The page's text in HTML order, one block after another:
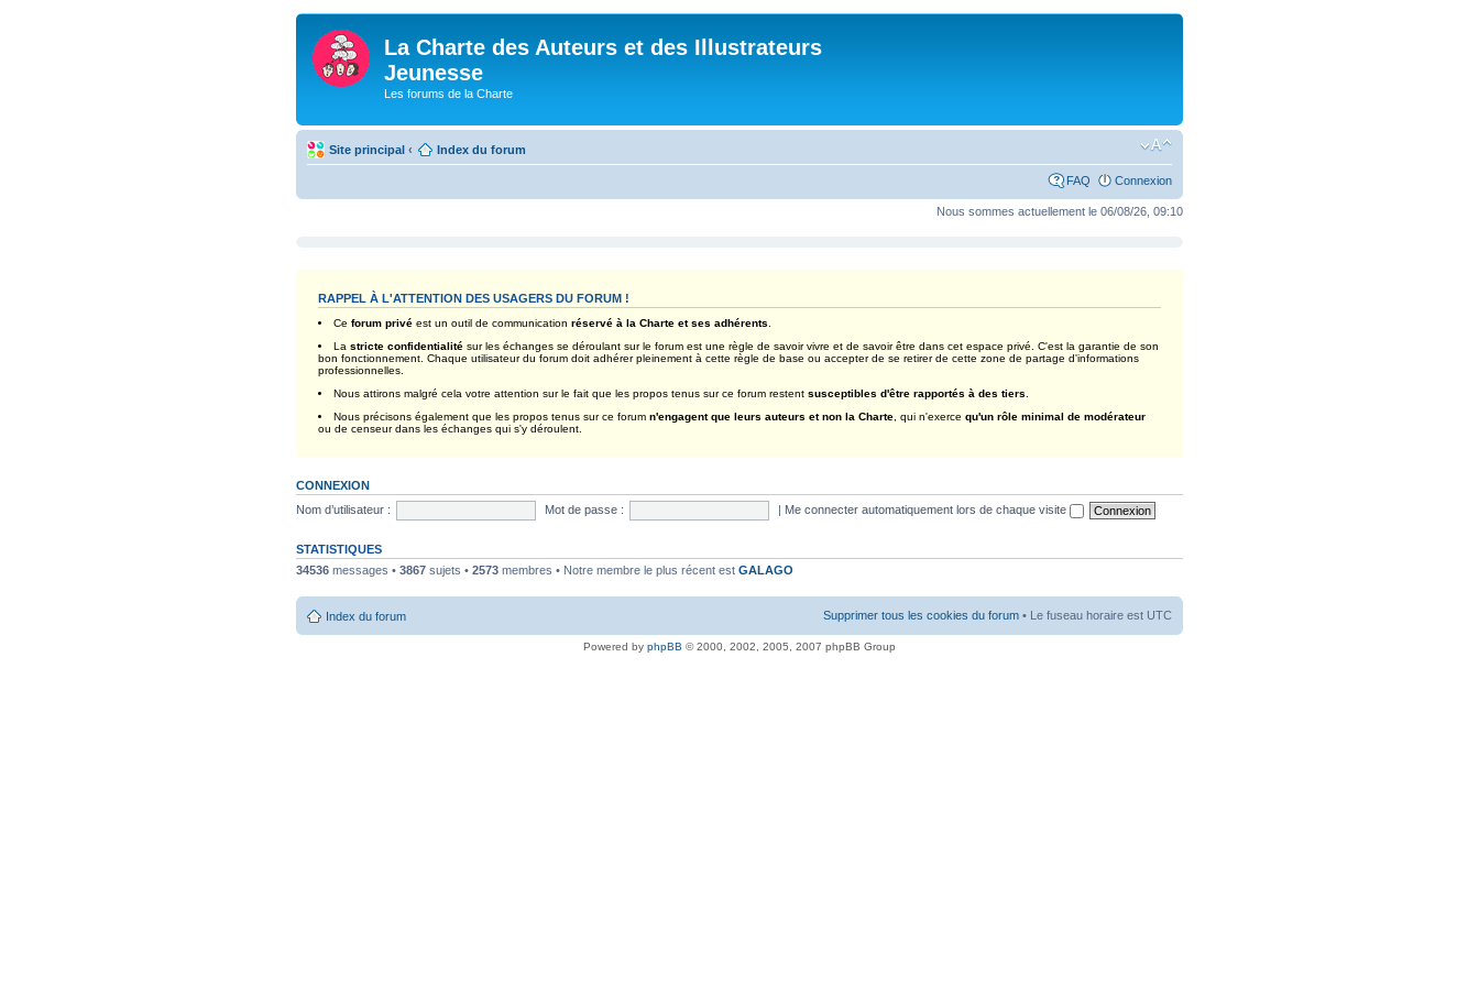
La Charte des Auteurs et des Illustrateurs
Jeunesse
Les forums de la Charte
Site principal‹ Index du forum
FAQ Connexion
Nous sommes actuellement le 06/08/26, 09:10
RAPPEL À L'ATTENTION DES USAGERS DU FORUM !
Ce forum privéest un outil de communication réservé à la Charte et ses adhérents
La stricte confidentialitésur les échanges se déroulant sur le forum est une règle de savoir vivre et de savoir être dans cet espace privé. C'est la garantie de son
bon fonctionnement. Chaque utilisateur du forum doit adhérer pleinement à cette règle de base ou accepter de se retirer de cette zone de partage d'informations
professionnelles.
Nous attirons malgré cela votre attention sur le fait que les propos tenus sur ce forum restent susceptibles d'être rapportés à des tiers
Nous précisons également que les propos tenus sur ce forum n'engagent que leurs auteurs et non la Charte, qui n'exerce qu'un rôle minimal de modérateur
ou de censeur dans les échanges qui s'y déroulent.
CONNEXION
Nom d’utilisateur :
Mot de passe : | Me connecter automatiquement lors de chaque visite
STATISTIQUES
34536messages • 3867sujets • 2573membres • Notre membre le plus récent est GALAGO
Index du forum Supprimer tous les cookies du forum • Le fuseau horaire est UTC
Powered by phpBB © 2000, 2002, 2005, 2007 phpBB Group